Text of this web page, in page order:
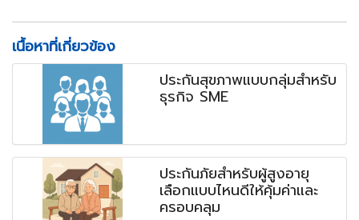
เนื้อหาที่เกี่ยวข้อง
ประกันสุขภาพแบบกลุ่มสำหรับ
ธุรกิจ SME
ประกันภัยสำหรับผู้สูงอายุ
เลือกแบบไหนดีให้คุ้มค่าและ
ครอบคลุม